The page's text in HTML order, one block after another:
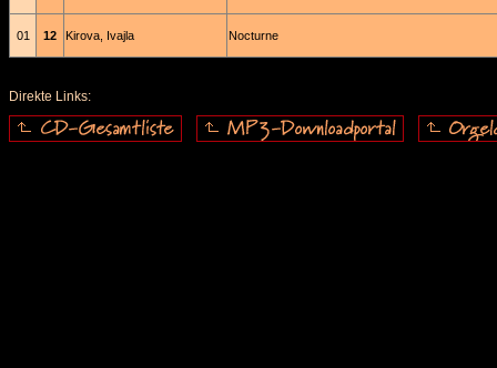
01 12 Kirova, Ivajla Nocturne
Direkte Links: